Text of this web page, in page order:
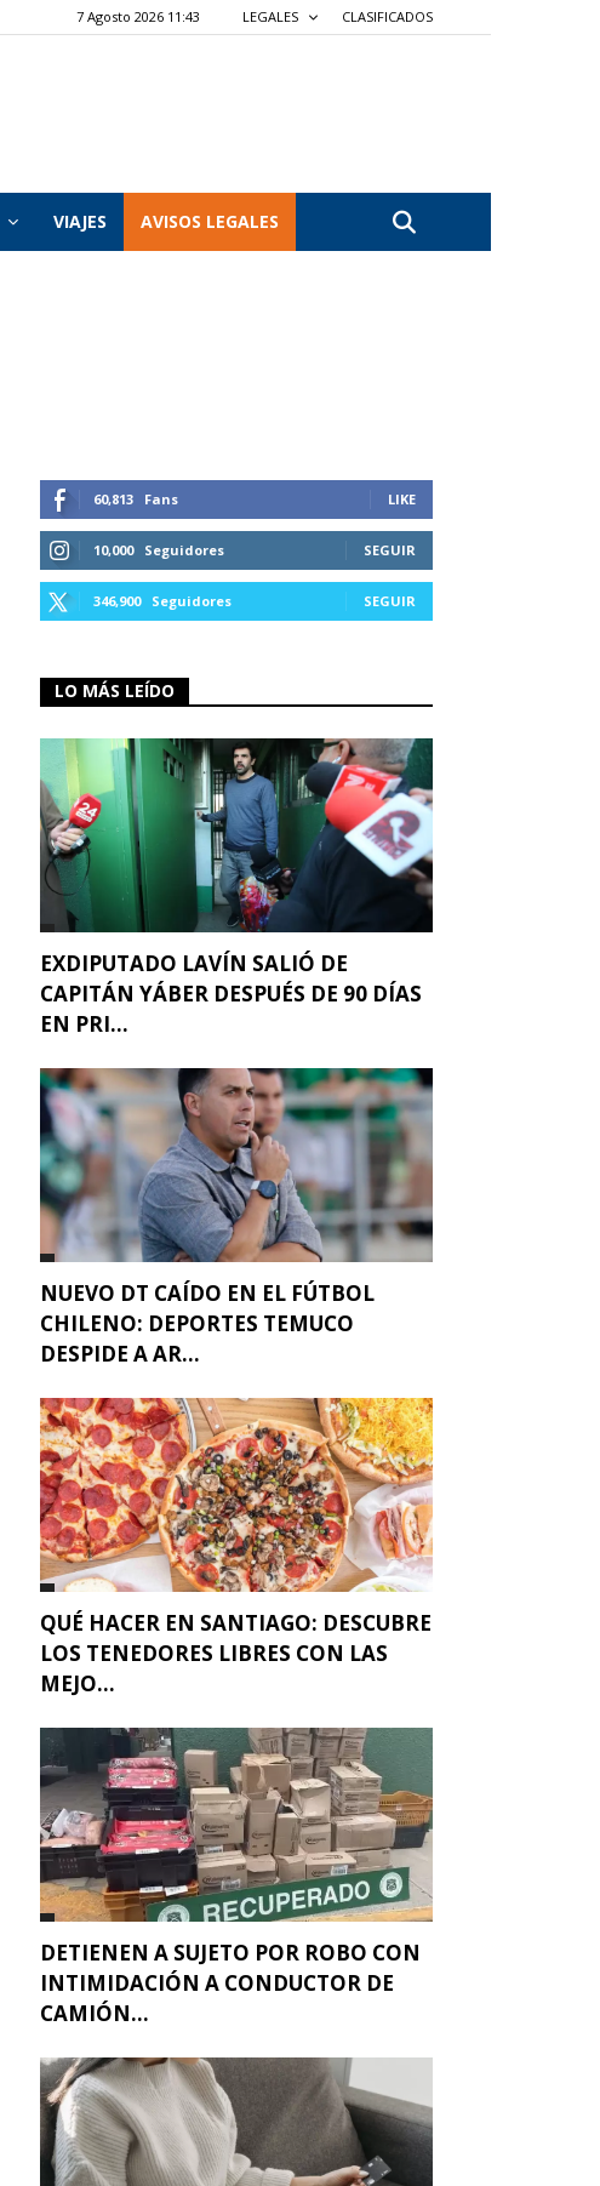
7 Agosto 2026 11:43 LEGALES CLASIFICADOS
VIAJES AVISOS LEGALES
60,813 Fans LIKE
10,000 Seguidores SEGUIR
346,900 Seguidores SEGUIR
LO MÁS LEÍDO
EXDIPUTADO LAVÍN SALIÓ DE
CAPITÁN YÁBER DESPUÉS DE 90 DÍAS
EN PRI...
NUEVO DT CAÍDO EN EL FÚTBOL
CHILENO: DEPORTES TEMUCO
DESPIDE A AR...
QUÉ HACER EN SANTIAGO: DESCUBRE
LOS TENEDORES LIBRES CON LAS
MEJO...
DETIENEN A SUJETO POR ROBO CON
INTIMIDACIÓN A CONDUCTOR DE
CAMIÓN...